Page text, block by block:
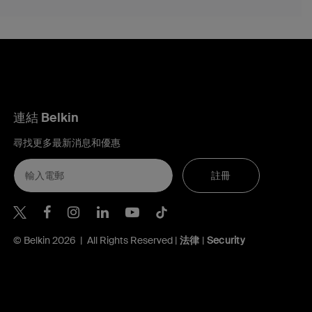
連結 Belkin
尋找更多最新消息和優惠
註冊
Belkin Twitter
Belkin Hong Kong Facebook
Belkin Instagram
Belkin Hong Kong
Belkin Youtube
Belkin TikTok
© Belkin 2026 | All Rights Reserved |法律 | Security